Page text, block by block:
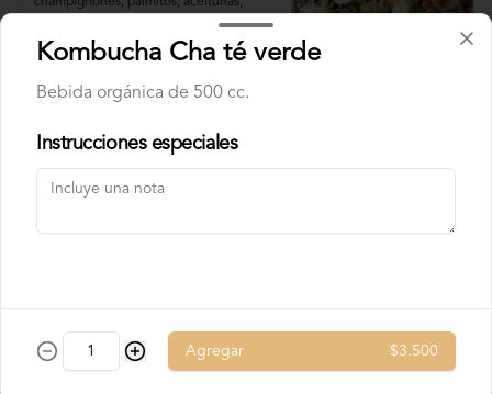
grillada, orégano, aceite de oliva.
$9.800
Salsa de tomates, mozzarella, queso azul,
zanahoria salteada con toque de cebolla,
Ensueño azul
Kombucha Cha té verde
Bebida orgánica de 500 cc.
Instrucciones especiales
Agregar $3.500